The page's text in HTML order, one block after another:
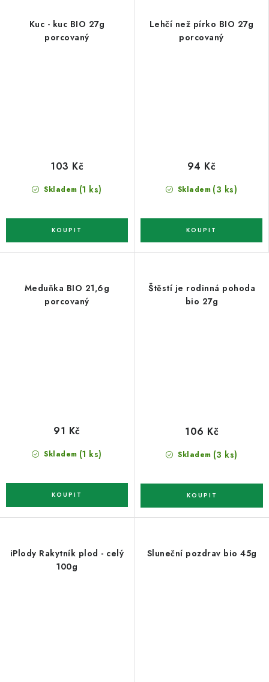
Kuc - kuc BIO 27g
porcovaný
Skladem (1 ks)
103 Kč
Lehčí než pírko BIO 27g
porcovaný
Skladem (3 ks)
94 Kč
Meduňka BIO 21,6g
porcovaný
Skladem (1 ks)
91 Kč
Štěstí je rodinná pohoda
bio 27g
Skladem (3 ks)
106 Kč
iPlody Rakytník plod - celý
100g
Sluneční pozdrav bio 45g